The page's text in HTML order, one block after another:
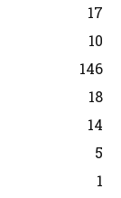
17
10
146
18
14
5
1